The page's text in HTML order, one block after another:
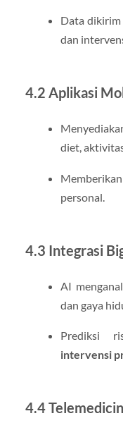
Data
dan
4.2 Aplikasi
diet,
personal.
4.3 Integrasi
AI
dan gaya
Prediksi
intervensi
4.4